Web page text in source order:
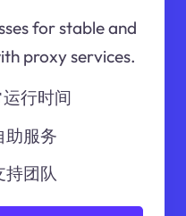
for stable and
proxy services.
行时间
助服务
持团队